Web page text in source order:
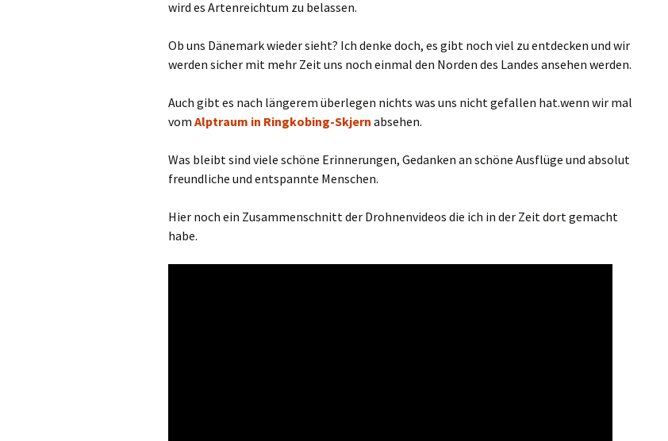
wird es Artenreichtum zu belassen.
Ob uns Dänemark wieder sieht? Ich denke doch, es gibt noch viel zu entdecken und wir
werden sicher mit mehr Zeit uns noch einmal den Norden des Landes ansehen werden.
Auch gibt es nach längerem überlegen nichts was uns nicht gefallen hat.wenn wir mal
vom Alptraum in Ringkobing-Skjern absehen.
Was bleibt sind viele schöne Erinnerungen, Gedanken an schöne Ausflüge und absolut
freundliche und entspannte Menschen.
Hier noch ein Zusammenschnitt der Drohnenvideos die ich in der Zeit dort gemacht
habe.